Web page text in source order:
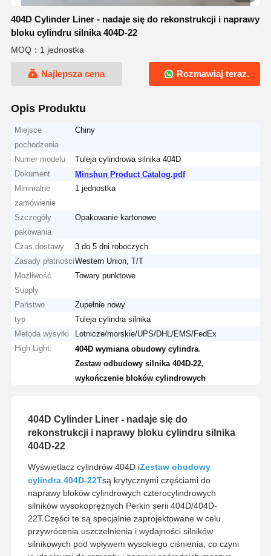
404D Cylinder Liner - nadaje się do rekonstrukcji i naprawy
bloku cylindru silnika 404D-22
MOQ：1 jednostka
Najlepsza cena Rozmawiaj teraz.
Opis Produktu
Miejsce
pochodzenia
Chiny
Numer modelu
Tuleja cylindrowa silnika 404D
Dokument
Minshun Product Catalog.pdf
Minimalne
zamówienie
1 jednostka
Szczegóły
pakowania
Opakowanie kartonowe
Czas dostawy
3 do 5 dni roboczych
Zasady płatnościWestern Union, T/T
Możliwość
Supply
Towary punktowe
Państwo
Zupełnie nowy
typ
Tuleja cylindra silnika
Metoda wysyłki
Lotnicze/morskie/UPS/DHL/EMS/FedEx
High Light:
404D wymiana obudowy cylindra
Zestaw odbudowy silnika 404D-22
wykończenie bloków cylindrowych
404D Cylinder Liner - nadaje się do
rekonstrukcji i naprawy bloku cylindru silnika
404D-22
Wyświetlacz cylindrów 404D iZestaw obudowy
cylindra 404D-22Tsą krytycznymi częściami do
naprawy bloków cylindrowych czterocylindrowych
silników wysokoprężnych Perkin serii 404D/404D-
22T.Części te są specjalnie zaprojektowane w celu
przywrócenia uszczelnienia i wydajności silników
silnikowych pod wpływem wysokiego ciśnienia, co czyni